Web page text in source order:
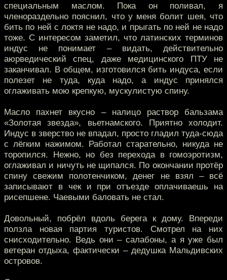
специальным маслом. Пока он поливал, я
членораздельно пояснил, что у меня болит шея, что
бить по ней с локтя не надо, и прыгать по ней не надо
тоже. С интересом заметил, что латинских терминов
индус не понимает – видать, действительно
аюрведический спец, даже медицинского ПТУ не
заканчивал. В общем, изготовился бить индуса, если
полезет не туда, куда надо, а индус принялся
оглаживать мою крепкую, мускулистую спину.
Масло пахнет вкусно – налицо раствор бальзама
«Золотая звезда», вьетнамского. Приятно холодит.
Индус в зверство не впадал, просто гладил туда-сюда
с лёгким нажимом. Работал старательно, никуда не
торопился. Нежно, но без перехода в гомоэротизм,
оглаживал и ничуть не щипался. По окончании протёр
спину свежим полотенчиком, денег не взял – всё
записывают в чек и при отъезде оплачиваешь на
рисепшене. Чаевыми баловать не стал.
Довольный, побрёл вдоль берега к дому. Впереди
ползла новая партия туристов. Смотрел на них
снисходительно. Ведь они – салабоны, а я уже был
ветеран отдыха, фактически – дедушка Мальдивских
островов.